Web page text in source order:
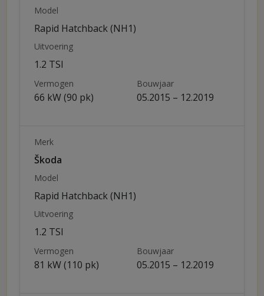
Model
Rapid Hatchback (NH1)
Uitvoering
1.2 TSI
Vermogen
66 kW (90 pk)
Bouwjaar
05.2015 – 12.2019
Merk
Škoda
Model
Rapid Hatchback (NH1)
Uitvoering
1.2 TSI
Vermogen
81 kW (110 pk)
Bouwjaar
05.2015 – 12.2019